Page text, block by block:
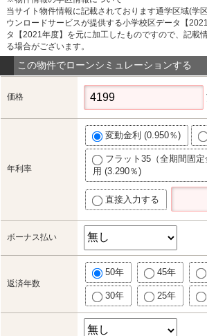
当サイト物件情報に記載されております通学区域(学
ウンロードサービスが提供する小学校区データ【
タ【2021年度】を元に加工したものですので、記載
る場合がございます。
この物件でローンシミュレーションする
価格
年利率
変動金利 (0.950％)
フラット35（全期間固
用 (3.290％)
直接入力する
ボーナス払い
返済年数
50年 45年
30年 25年